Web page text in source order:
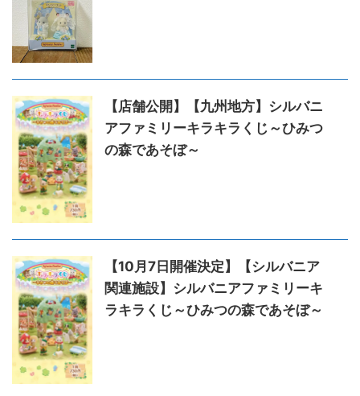
【店舗公開】【九州地方】シルバニ
アファミリーキラキラくじ～ひみつ
の森であそぼ～
【10月7日開催決定】【シルバニア
関連施設】シルバニアファミリーキ
ラキラくじ～ひみつの森であそぼ～